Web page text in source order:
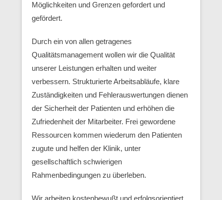
Möglichkeiten und Grenzen gefordert und
gefördert.
Durch ein von allen getragenes
Qualitätsmanagement wollen wir die Qualität
unserer Leistungen erhalten und weiter
verbessern. Strukturierte Arbeitsabläufe, klare
Zuständigkeiten und Fehlerauswertungen dienen
der Sicherheit der Patienten und erhöhen die
Zufriedenheit der Mitarbeiter. Frei gewordene
Ressourcen kommen wiederum den Patienten
zugute und helfen der Klinik, unter
gesellschaftlich schwierigen
Rahmenbedingungen zu überleben.
Wir arbeiten kostenbewußt und erfolgsorientiert.